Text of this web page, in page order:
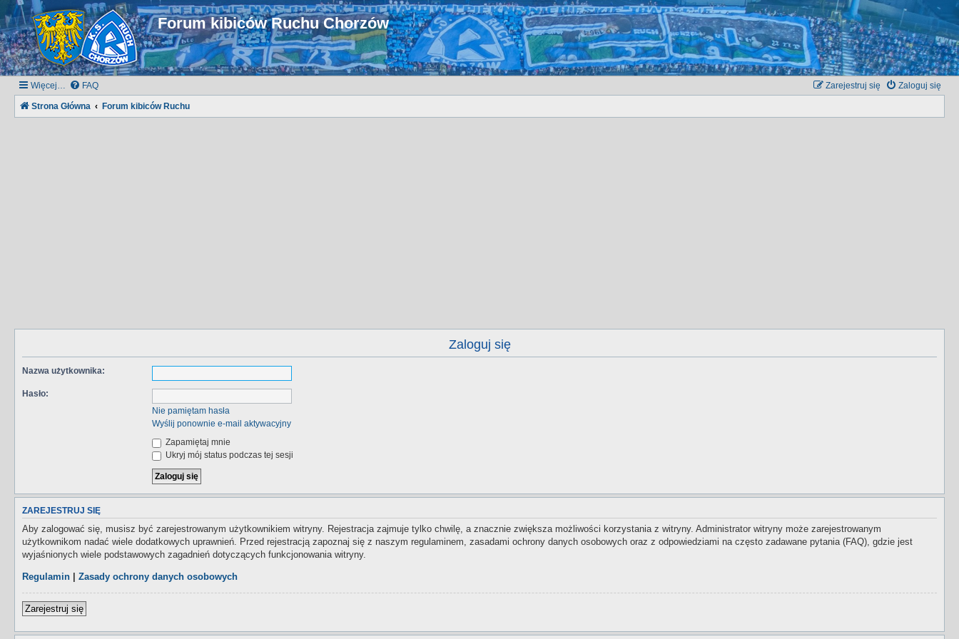
Forum kibiców Ruchu Chorzów
Więcej… FAQ Zaloguj się
Zarejestruj się
Strona Główna Forum kibiców Ruchu
Zaloguj się
Nazwa użytkownika:
Hasło:
Nie pamiętam hasła
Wyślij ponownie e-mail aktywacyjny
Zapamiętaj mnie
Ukryj mój status podczas tej sesji
ZAREJESTRUJ SIĘ
Aby zalogować się, musisz być zarejestrowanym użytkownikiem witryny. Rejestracja zajmuje tylko chwilę, a znacznie zwiększa możliwości korzystania z witryny. Administrator witryny może zarejestrowanym
użytkownikom nadać wiele dodatkowych uprawnień. Przed rejestracją zapoznaj się z naszym regulaminem, zasadami ochrony danych osobowych oraz z odpowiedziami na często zadawane pytania (FAQ), gdzie jest
wyjaśnionych wiele podstawowych zagadnień dotyczących funkcjonowania witryny.
Regulamin Zasady ochrony danych osobowych
Zarejestruj się